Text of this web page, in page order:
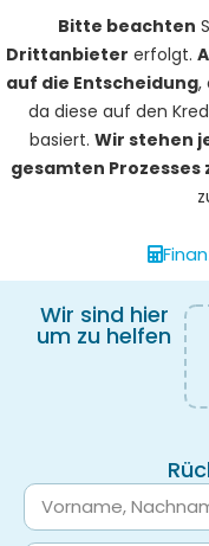
Bitte beachten
Drittanbieter erfolgt.
auf die Entscheidung,
da diese auf den
basiert. Wir stehen
gesamten
Wir sind hier
um zu helfen